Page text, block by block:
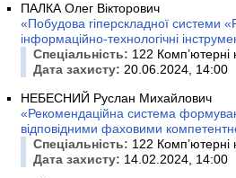
ПАЛКА Олег Вікторович
«Побудова гіперскладної системи
інформаційно-технологічні
Спеціальність: 122 Комп’ютерні
Дата захисту: 20.06.2024, 14:00
НЕБЕСНИЙ Руслан Михайлович
«Рекомендаційна система
відповідними фаховими
Спеціальність: 122 Комп’ютерні
Дата захисту: 14.02.2024, 14:00